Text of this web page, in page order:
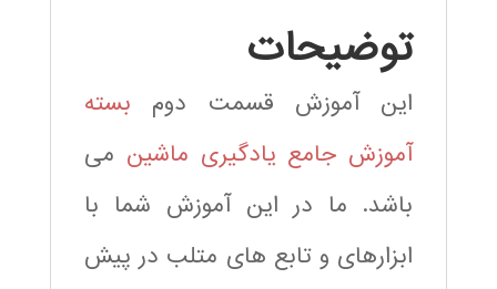
MATLAB
عدد
توضیحات
این آموزش قسمت دوم بسته
آموزش جامع یادگیری ماشین می
باشد. ما در این آموزش شما با
ابزارهای و تابع های متلب در پیش